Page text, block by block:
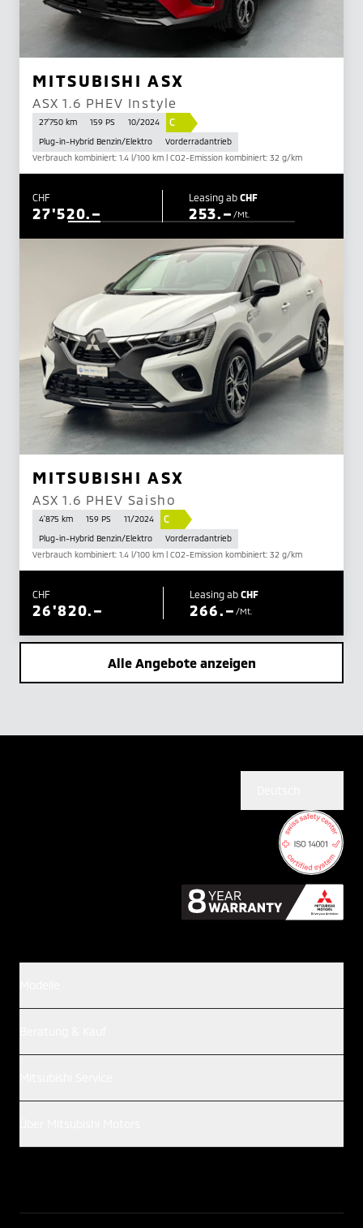
MITSUBISHI ASX
ASX 1.6 PHEV Instyle
27'750 km 159 PS 10/2024 C
Plug-in-Hybrid Benzin/Elektro
Vorderradantrieb
Verbrauch kombiniert: 1.4 l/100 km | CO2-Emission kombiniert: 32 g/km
CHF
27'520.–
Leasing ab CHF
253.– /Mt.
MITSUBISHI ASX
ASX 1.6 PHEV Saisho
4'875 km 159 PS 11/2024 C
Plug-in-Hybrid Benzin/Elektro
Vorderradantrieb
Verbrauch kombiniert: 1.4 l/100 km | CO2-Emission kombiniert: 32 g/km
CHF
26'820.–
Leasing ab CHF
266.– /Mt.
Alle Angebote anzeigen